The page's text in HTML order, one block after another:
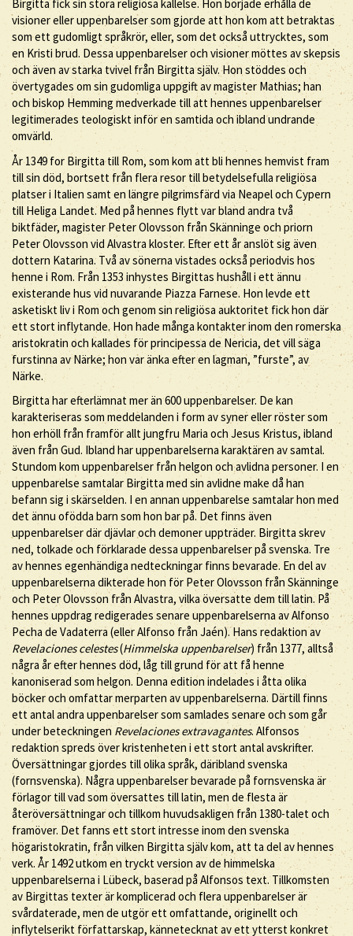
Birgitta fick sin stora religiösa kallelse. Hon började erhålla de
visioner eller uppenbarelser som gjorde att hon kom att betraktas
som ett gudomligt språkrör, eller, som det också uttrycktes, som
en Kristi brud. Dessa uppenbarelser och visioner möttes av skepsis
och även av starka tvivel från Birgitta själv. Hon stöddes och
övertygades om sin gudomliga uppgift av magister Mathias; han
och biskop Hemming medverkade till att hennes uppenbarelser
legitimerades teologiskt inför en samtida och ibland undrande
omvärld.
År 1349 for Birgitta till Rom, som kom att bli hennes hemvist fram
till sin död, bortsett från flera resor till betydelsefulla religiösa
platser i Italien samt en längre pilgrimsfärd via Neapel och Cypern
till Heliga Landet. Med på hennes flytt var bland andra två
biktfäder, magister Peter Olovsson från Skänninge och priorn
Peter Olovsson vid Alvastra kloster. Efter ett år anslöt sig även
dottern Katarina. Två av sönerna vistades också periodvis hos
henne i Rom. Från 1353 inhystes Birgittas hushåll i ett ännu
existerande hus vid nuvarande Piazza Farnese. Hon levde ett
asketiskt liv i Rom och genom sin religiösa auktoritet fick hon där
ett stort inflytande. Hon hade många kontakter inom den romerska
aristokratin och kallades för principessa de Nericia, det vill säga
furstinna av Närke; hon var änka efter en lagman, ”furste”, av
Närke.
Birgitta har efterlämnat mer än 600 uppenbarelser. De kan
karakteriseras som meddelanden i form av syner eller röster som
hon erhöll från framför allt jungfru Maria och Jesus Kristus, ibland
även från Gud. Ibland har uppenbarelserna karaktären av samtal.
Stundom kom uppenbarelser från helgon och avlidna personer. I en
uppenbarelse samtalar Birgitta med sin avlidne make då han
befann sig i skärselden. I en annan uppenbarelse samtalar hon med
det ännu ofödda barn som hon bar på. Det finns även
uppenbarelser där djävlar och demoner uppträder. Birgitta skrev
ned, tolkade och förklarade dessa uppenbarelser på svenska. Tre
av hennes egenhändiga nedteckningar finns bevarade. En del av
uppenbarelserna dikterade hon för Peter Olovsson från Skänninge
och Peter Olovsson från Alvastra, vilka översatte dem till latin. På
hennes uppdrag redigerades senare uppenbarelserna av Alfonso
Pecha de Vadaterra (eller Alfonso från Jaén). Hans redaktion av
Revelaciones celestes(Himmelska uppenbarelser) från 1377, alltså
några år efter hennes död, låg till grund för att få henne
kanoniserad som helgon. Denna edition indelades i åtta olika
böcker och omfattar merparten av uppenbarelserna. Därtill finns
ett antal andra uppenbarelser som samlades senare och som går
under beteckningen Revelaciones extravagantes. Alfonsos
redaktion spreds över kristenheten i ett stort antal avskrifter.
Översättningar gjordes till olika språk, däribland svenska
(fornsvenska). Några uppenbarelser bevarade på fornsvenska är
förlagor till vad som översattes till latin, men de flesta är
återöversättningar och tillkom huvudsakligen från 1380-talet och
framöver. Det fanns ett stort intresse inom den svenska
högaristokratin, från vilken Birgitta själv kom, att ta del av hennes
verk. År 1492 utkom en tryckt version av de himmelska
uppenbarelserna i Lübeck, baserad på Alfonsos text. Tillkomsten
av Birgittas texter är komplicerad och flera uppenbarelser är
svårdaterade, men de utgör ett omfattande, originellt och
inflytelserikt författarskap, kännetecknat av ett ytterst konkret